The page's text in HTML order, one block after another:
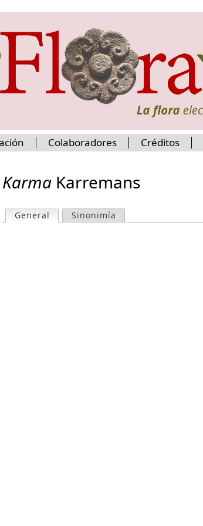
Karma Karremans
P
General (active tab)
Sinonimía
Colaboradores Créditos